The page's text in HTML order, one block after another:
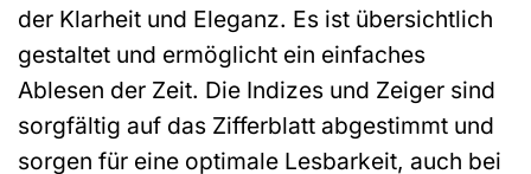
der Klarheit und Eleganz. Es ist übersichtlich
gestaltet und ermöglicht ein einfaches
Ablesen der Zeit. Die Indizes und Zeiger sind
sorgfältig auf das Zifferblatt abgestimmt und
sorgen für eine optimale Lesbarkeit, auch bei